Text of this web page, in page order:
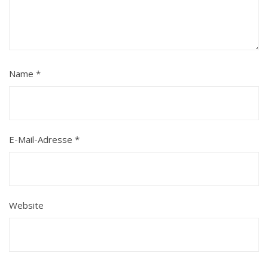
Name *
E-Mail-Adresse *
Website